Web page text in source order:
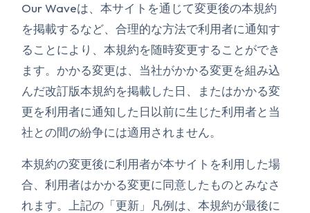
Our Waveは、本サイトを通じて変更後の本規約
を掲載するなど、合理的な方法で利用者に通知す
ることにより、本規約を随時変更することができ
ます。かかる変更は、当社がかかる変更を組み込
んだ改訂版本規約を掲載した日、またはかかる変
更を利用者に通知した日以前に生じた利用者と当
社との間の紛争には適用されません。
本規約の変更後に利用者が本サイトを利用した場
合、利用者はかかる変更に同意したものとみなさ
れます。上記の「更新」凡例は、本規約が最後に